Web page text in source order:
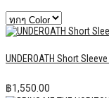
UNDEROATH Short
฿1,550.00